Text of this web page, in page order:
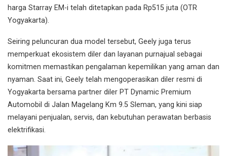
harga Starray EM-i telah ditetapkan pada Rp515 juta (OTR
Yogyakarta).
Seiring peluncuran dua model tersebut, Geely juga terus
memperkuat ekosistem diler dan layanan purnajual sebagai
komitmen memastikan pengalaman kepemilikan yang aman dan
nyaman. Saat ini, Geely telah mengoperasikan diler resmi di
Yogyakarta bersama partner diler PT Dynamic Premium
Automobil di Jalan Magelang Km 9.5 Sleman, yang kini siap
melayani penjualan, servis, dan kebutuhan perawatan berbasis
elektrifikasi.